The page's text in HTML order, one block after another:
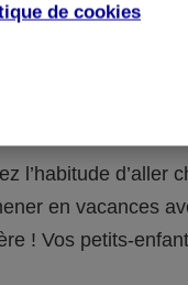
n°3 :
l’habitude d’aller
en vacances
! Vos petits-
de cookies